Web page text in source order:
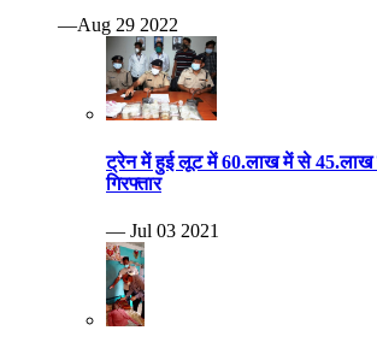
—Aug 29 2022
ट्रेन में हुई लूट में 60.लाख में से 45.लाख
गिरफ्तार
— Jul 03 2021